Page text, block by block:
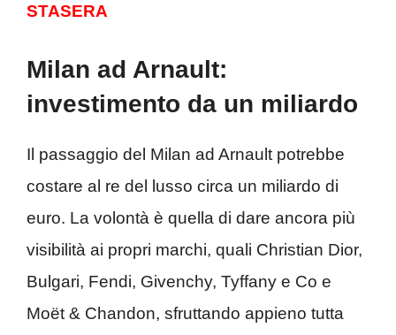
STASERA
Milan ad Arnault:
investimento da un miliardo
Il passaggio del Milan ad Arnault potrebbe
costare al re del lusso circa un miliardo di
euro. La volontà è quella di dare ancora più
visibilità ai propri marchi, quali Christian Dior,
Bulgari, Fendi, Givenchy, Tyffany e Co e
Moët & Chandon, sfruttando appieno tutta